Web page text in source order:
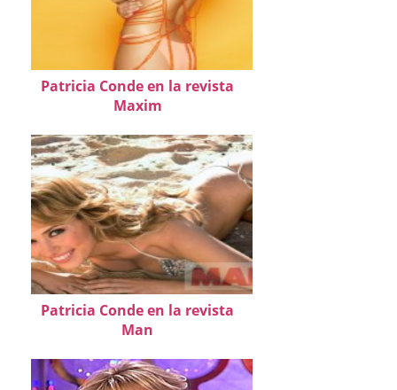
Patricia Conde en la revista
Maxim
Patricia Conde en la revista
Man